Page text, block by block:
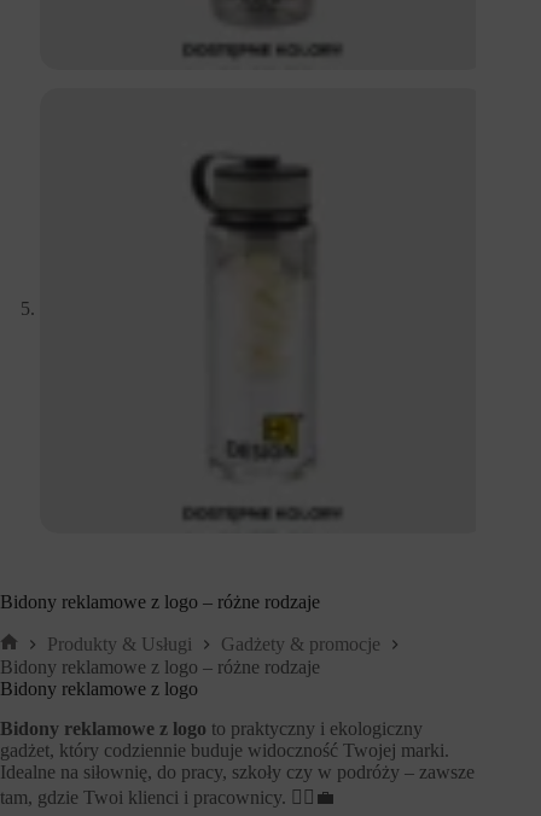
Bidony reklamowe z logo – różne rodzaje
Strona
główna
Produkty & Usługi
Gadżety & promocje
Bidony reklamowe z logo – różne rodzaje
Bidony reklamowe z logo
Bidony reklamowe z logo to praktyczny i ekologiczny
gadżet, który codziennie buduje widoczność Twojej marki.
Idealne na siłownię, do pracy, szkoły czy w podróży – zawsze
tam, gdzie Twoi klienci i pracownicy. 🚶‍♂️💼